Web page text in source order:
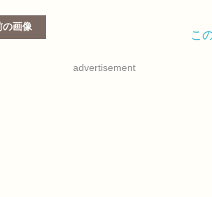
の画像
こ
advertisement